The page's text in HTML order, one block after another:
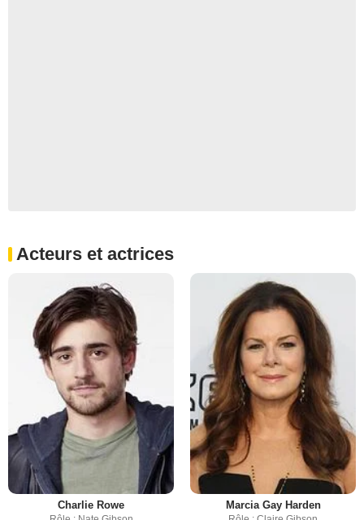
Acteurs et actrices
Charlie Rowe Marcia Gay Harden